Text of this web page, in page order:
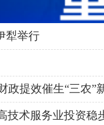
犁举行
政提效催生“三农”
技术服务业投资稳